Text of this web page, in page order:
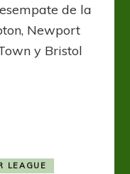
Cup:
Los
replays
dieron
de la
Newport
y Bristol
LEAGUE